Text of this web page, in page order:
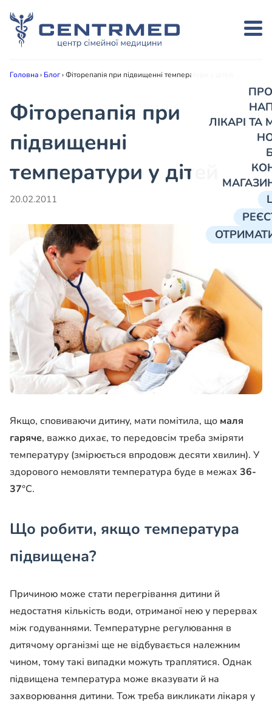
ЛІКАРІ
Головна› Блог›Фіторепапія при підвищенні температури у дітей
Фіторепапія при
підвищенні
температури у дітей
20.02.2011
Якщо, сповиваючи дитину, мати помітила, що маля
гаряче, важко дихає, то передовсім треба зміряти
температуру (змірюється впродовж десяти хвилин). У
здорового немовляти температура буде в межах 36-
37°С.
Що робити, якщо температура
підвищена?
Причиною може стати перегрівання дитини й
недостатня кількість води, отриманої нею у перервах
між годуваннями. Температурне регулювання в
дитячому організмі ще не відбувається належним
чином, тому такі випадки можуть траплятися. Однак
підвищена температура може вказувати й на
захворювання дитини. Тож треба викликати лікаря у